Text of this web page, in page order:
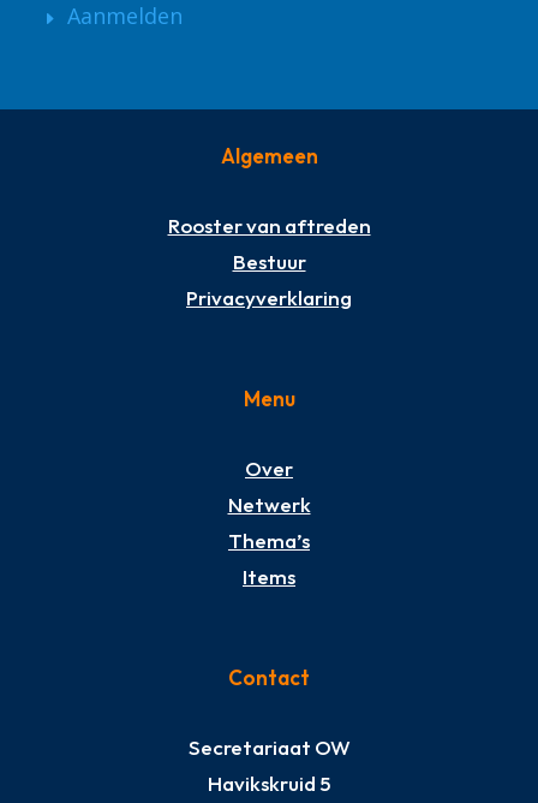
Aanmelden
Algemeen
Rooster van aftreden
Bestuur
Privacyverklaring
Menu
Over
Netwerk
Thema’s
Items
Contact
Secretariaat OW
Havikskruid 5